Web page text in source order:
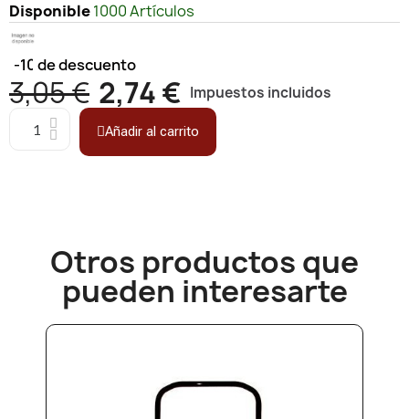
Disponible1000 Artículos
-10%de descuento
3,05 € 2,74 € Impuestos incluidos
Añadir al carrito
Otros productos que
pueden interesarte​